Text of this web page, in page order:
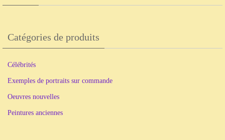
Catégories de produits
Célébrités
Exemples de portraits sur commande
Oeuvres nouvelles
Peintures anciennes